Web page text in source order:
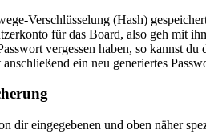
Verschlüsselung (Hash)
für das Board, also geh mit
vergessen haben, so kannst
ein neu generiertes
dir eingegebenen und oben näher